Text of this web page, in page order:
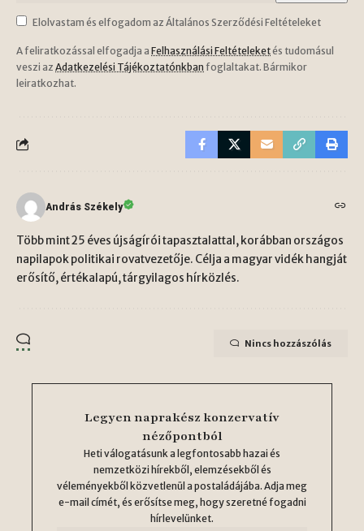
Elolvastam és elfogadom az Általános Szerződési Feltételeket
A feliratkozással elfogadja a Felhasználási Feltételeketés tudomásul
veszi az Adatkezelési Tájékoztatónkban foglaltakat. Bármikor
leiratkozhat.
András Székely
Több mint 25 éves újságírói tapasztalattal, korábban országos
napilapok politikai rovatvezetője. Célja a magyar vidék hangját
erősítő, értékalapú, tárgyilagos hírközlés.
Nincs hozzászólás
Legyen naprakész konzervatív
nézőpontból
Heti válogatásunk a legfontosabb hazai és
nemzetközi hírekből, elemzésekből és
véleményekből közvetlenül a postaládájába. Adja meg
e-mail címét, és erősítse meg, hogy szeretné fogadni
hírlevelünket.